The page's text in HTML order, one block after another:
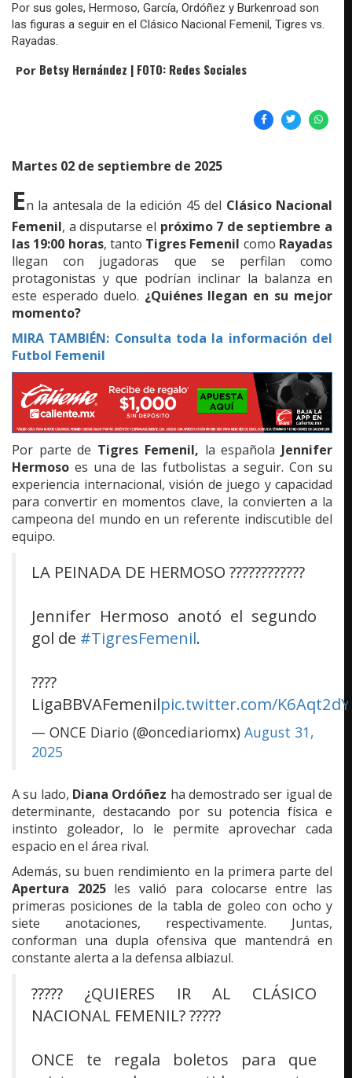
Por sus goles, Hermoso, García, Ordóñez y Burkenroad son
las figuras a seguir en el Clásico Nacional Femenil, Tigres vs.
Rayadas.
Por Betsy Hernández | FOTO: Redes Sociales
Martes 02 de septiembre de 2025
En la antesala de la edición 45 del Clásico Nacional
Femenil, a disputarse el próximo 7 de septiembre a
las 19:00 horas, tanto Tigres Femenil como Rayadas
llegan con jugadoras que se perfilan como
protagonistas y que podrían inclinar la balanza en
este esperado duelo. ¿Quiénes llegan en su mejor
momento?
MIRA TAMBIÉN: Consulta toda la información del
Futbol Femenil
Por parte de Tigres Femenil, la española Jennifer
Hermoso es una de las futbolistas a seguir. Con su
experiencia internacional, visión de juego y capacidad
para convertir en momentos clave, la convierten a la
campeona del mundo en un referente indiscutible del
equipo.
LA PEINADA DE HERMOSO ????????????
Jennifer Hermoso anotó el segundo
gol de #TigresFemenil.
????
LigaBBVAFemenilpic.twitter.com/
— ONCE Diario (@oncediariomx) August 31,
2025
A su lado, Diana Ordóñez ha demostrado ser igual de
determinante, destacando por su potencia física e
instinto goleador, lo le permite aprovechar cada
espacio en el área rival.
Además, su buen rendimiento en la primera parte del
Apertura 2025les valió para colocarse entre las
primeras posiciones de la tabla de goleo con ocho y
siete anotaciones, respectivamente. Juntas,
conforman una dupla ofensiva que mantendrá en
constante alerta a la defensa albiazul.
????? ¿QUIERES IR AL CLÁSICO
NACIONAL FEMENIL? ?????
ONCE te regala boletos para que